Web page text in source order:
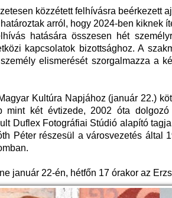
közzétett felhívásra beérkezett
arról, hogy 2024-ben kiknek
hatására összesen hét
kapcsolatok bizottsághoz. A
elismerését szorgalmazza a
Kultúra Napjához (január 22.)
mint két évtizede, 2002 óta
Duflex Fotográfiai Stúdió alapító
Péter részesül a városvezetés által
január 22-én, hétfőn 17 órakor az